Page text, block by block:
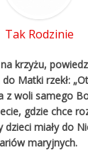
Tak Rodzinie
krzyżu,
Matki rzekł:
z woli samego
gdzie chce
dzieci miały do
maryjnych.